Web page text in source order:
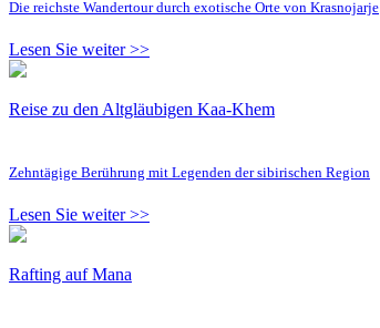
Die reichste Wandertour durch exotische Orte von Krasnojarje
Lesen Sie weiter >>
Reise zu den Altgläubigen Kaa-Khem
Zehntägige Berührung mit Legenden der sibirischen Region
Lesen Sie weiter >>
Rafting auf Mana